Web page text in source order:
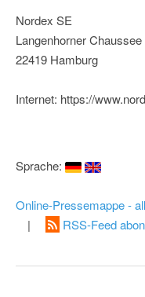
Nordex SE
Langenhorner Chaussee
22419 Hamburg
Internet: https://
Sprache:
Online-Pressemappe -
|
RSS-Feed